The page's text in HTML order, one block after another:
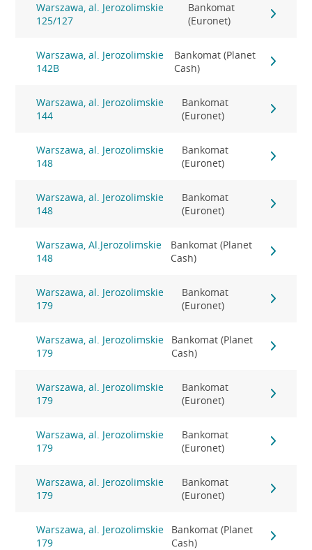
Warszawa, al. Jerozolimskie
125/127
Bankomat
(Euronet)
Warszawa, al. Jerozolimskie
142B
Bankomat (Planet
Cash)
Warszawa, al. Jerozolimskie
144
Bankomat
(Euronet)
Warszawa, al. Jerozolimskie
148
Bankomat
(Euronet)
Warszawa, al. Jerozolimskie
148
Bankomat
(Euronet)
Warszawa, Al.Jerozolimskie
148
Bankomat (Planet
Cash)
Warszawa, al. Jerozolimskie
179
Bankomat
(Euronet)
Warszawa, al. Jerozolimskie
179
Bankomat (Planet
Cash)
Warszawa, al. Jerozolimskie
179
Bankomat
(Euronet)
Warszawa, al. Jerozolimskie
179
Bankomat
(Euronet)
Warszawa, al. Jerozolimskie
179
Bankomat
(Euronet)
Warszawa, al. Jerozolimskie
179
Bankomat (Planet
Cash)